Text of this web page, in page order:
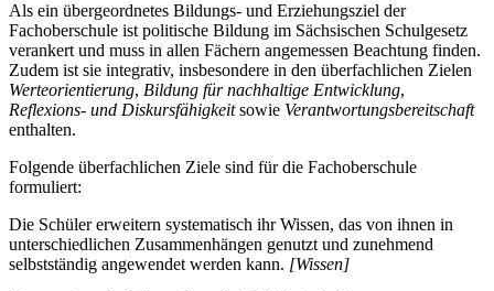
Als ein übergeordnetes Bildungs- und Erziehungsziel der
Fachoberschule ist politische Bildung im Sächsischen Schulgesetz
verankert und muss in allen Fächern angemessen Beachtung finden.
Zudem ist sie integrativ, insbesondere in den überfachlichen Zielen
Werteorientierung, Bildung für nachhaltige Entwicklung,
Reflexions- und Diskursfähigkeitsowie Verantwortungsbereitschaft
enthalten.
Folgende überfachlichen Ziele sind für die Fachoberschule
formuliert:
Die Schüler erweitern systematisch ihr Wissen, das von ihnen in
unterschiedlichen Zusammenhängen genutzt und zunehmend
selbstständig angewendet werden kann. [Wissen]